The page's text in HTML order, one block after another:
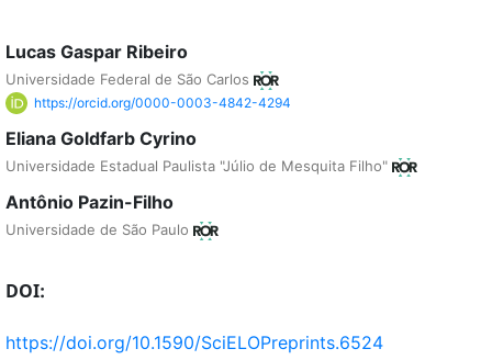
Lucas Gaspar Ribeiro
Universidade Federal de São Carlos
https://orcid.org/0000-0003-4842-4294
Eliana Goldfarb Cyrino
Universidade Estadual Paulista "Júlio de Mesquita Filho"
Antônio Pazin-Filho
Universidade de São Paulo
DOI:
https://doi.org/10.1590/SciELOPreprints.6524